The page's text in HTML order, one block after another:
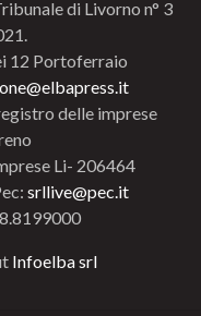
di Livorno n° 3
12 Portoferraio
delle imprese
Li- 206464
srllive@pec.it
Infoelba srl